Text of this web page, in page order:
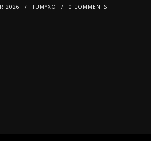
2026 TUMYXO 0 COMMENTS